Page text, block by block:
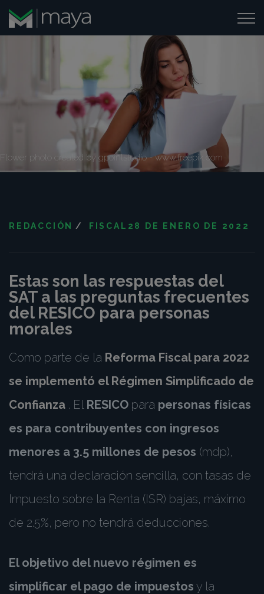
Flower photo created by gpointstudio - www.freepik.com
REDACCIÓN / FISCAL 28 DE ENERO DE 2022
Estas son las respuestas del
SAT a las preguntas frecuentes
del RESICO para personas
morales
Como parte de la Reforma Fiscal para 2022
se implementó el Régimen Simplificado de
Confianza . El RESICO para personas físicas
es para contribuyentes con ingresos
menores a 3.5 millones de pesos (mdp),
tendrá una declaración sencilla, con tasas de
Impuesto sobre la Renta (ISR) bajas, máximo
de 2.5%, pero no tendrá deducciones.
El objetivo del nuevo régimen es
simplificar el pago de impuestos y la